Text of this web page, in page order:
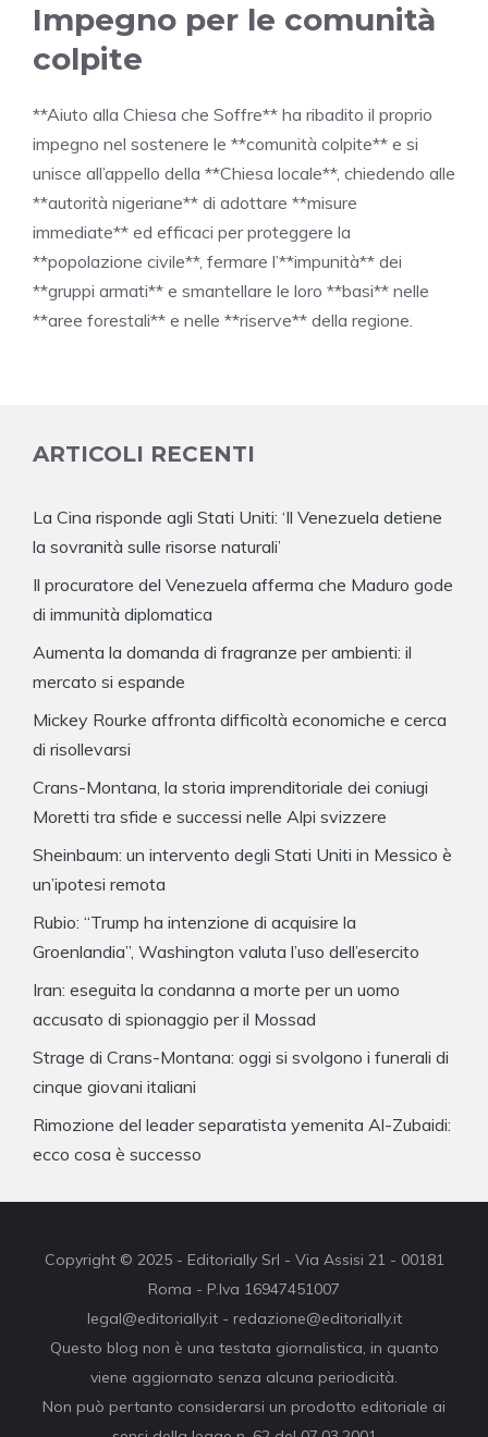
Impegno per le comunità
colpite
**Aiuto alla Chiesa che Soffre** ha ribadito il proprio
impegno nel sostenere le **comunità colpite** e si
unisce all’appello della **Chiesa locale**, chiedendo alle
**autorità nigeriane** di adottare **misure
immediate** ed efficaci per proteggere la
**popolazione civile**, fermare l’**impunità** dei
**gruppi armati** e smantellare le loro **basi** nelle
**aree forestali** e nelle **riserve** della regione.
ARTICOLI RECENTI
La Cina risponde agli Stati Uniti: ‘Il Venezuela detiene
la sovranità sulle risorse naturali’
Il procuratore del Venezuela afferma che Maduro gode
di immunità diplomatica
Aumenta la domanda di fragranze per ambienti: il
mercato si espande
Mickey Rourke affronta difficoltà economiche e cerca
di risollevarsi
Crans-Montana, la storia imprenditoriale dei coniugi
Moretti tra sfide e successi nelle Alpi svizzere
Sheinbaum: un intervento degli Stati Uniti in Messico è
un’ipotesi remota
Rubio: “Trump ha intenzione di acquisire la
Groenlandia”, Washington valuta l’uso dell’esercito
Iran: eseguita la condanna a morte per un uomo
accusato di spionaggio per il Mossad
Strage di Crans-Montana: oggi si svolgono i funerali di
cinque giovani italiani
Rimozione del leader separatista yemenita Al-Zubaidi:
ecco cosa è successo
Copyright © 2025 - Editorially Srl - Via Assisi 21 - 00181
Roma - P.Iva 16947451007
legal@editorially.it - redazione@editorially.it
Questo blog non è una testata giornalistica, in quanto
viene aggiornato senza alcuna periodicità.
Non può pertanto considerarsi un prodotto editoriale ai